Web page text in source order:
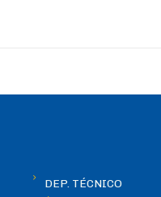
DEP. TÉCNICO